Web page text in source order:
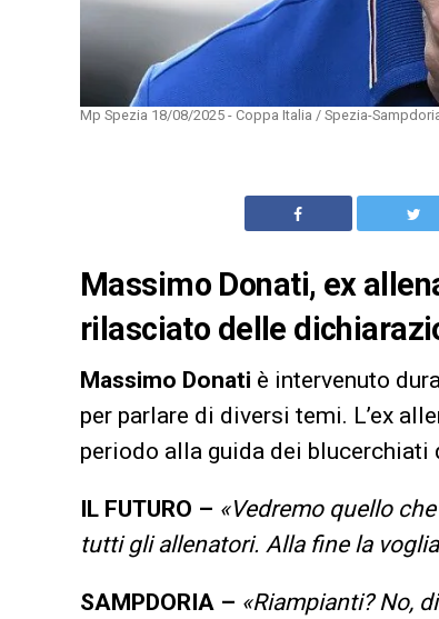
Mp Spezia 18/08/2025 - Coppa Italia / Spezia-
Massimo Donati, ex
rilasciato delle
Massimo Donati è intervenuto
per parlare di diversi temi. L’ex
periodo alla guida dei blucerchiati
IL FUTURO – «Vedremo quello
tutti gli allenatori. Alla fine la
SAMPDORIA – «Riampianti? No,